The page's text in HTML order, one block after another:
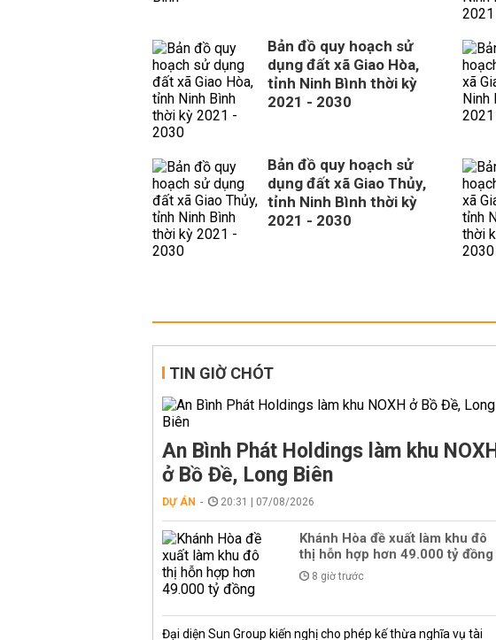
Bản đồ quy hoạch sử
dụng đất xã Giao Hòa,
tỉnh Ninh Bình thời kỳ
2021 - 2030
Bản đồ quy hoạch sử
dụng đất xã Giao Thủy,
tỉnh Ninh Bình thời kỳ
2021 - 2030
TIN GIỜ CHÓT
An Bình Phát Holdings làm khu NOXH
ở Bồ Đề, Long Biên
DỰ ÁN 20:31 | 07/08/2026
Khánh Hòa đề xuất làm khu đô
thị hỗn hợp hơn 49.000 tỷ đồng
8 giờ trước
Đại diện Sun Group kiến nghị cho phép kế thừa nghĩa vụ tài